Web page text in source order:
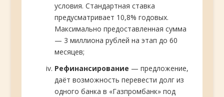
условия. Стандартная ставка
предусматривает 10,8% годовых.
Максимально предоставленная сумма
— 3 миллиона рублей на этап до 60
месяцев;
Рефинансирование — предложение,
даёт возможность перевести долг из
одного банка в «Газпромбанк» под